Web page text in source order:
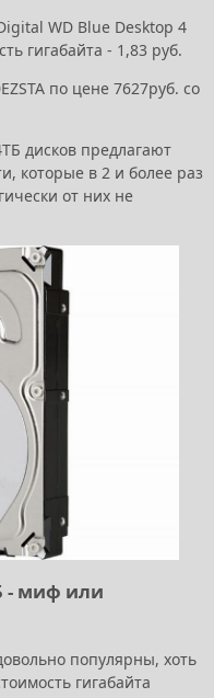
WD Blue Desktop 4
гигабайта - 1,83 руб.
по цене 7627руб. со
дисков предлагают
которые в 2 и более раз
от них не
- миф или
популярны, хоть
гигабайта